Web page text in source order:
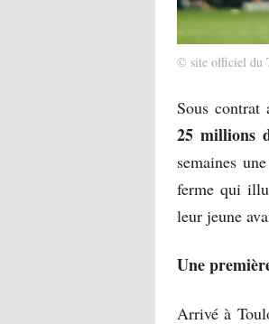
© site officiel du
Sous contrat
25 millions
semaines
ferme qui
leur jeune
Une
Arrivé à